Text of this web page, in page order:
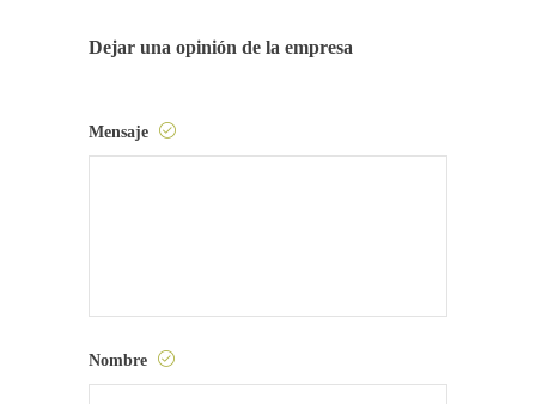
Dejar una opinión de la empresa
Mensaje
Nombre